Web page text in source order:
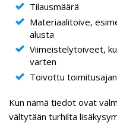
Tilausmäärä
Materiaalitoive,
alusta
Viimeistelytoiveet,
varten
Toivottu
Kun nämä tiedot ovat
vältytään turhilta